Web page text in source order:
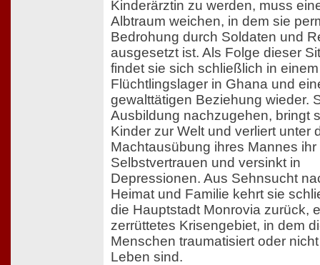
Kinderärztin zu werden, muss
Albtraum weichen, in dem sie
Bedrohung durch Soldaten und
ausgesetzt ist. Als Folge dieser
findet sie sich schließlich in einem
Flüchtlingslager in Ghana und
gewalttätigen Beziehung wieder.
Ausbildung nachzugehen, bringt
Kinder zur Welt und verliert unter
Machtausübung ihres Mannes ihr
Selbstvertrauen und versinkt in
Depressionen. Aus Sehnsucht
Heimat und Familie kehrt sie
die Hauptstadt Monrovia zurück,
zerrüttetes Krisengebiet, in dem
Menschen traumatisiert oder
Leben sind.